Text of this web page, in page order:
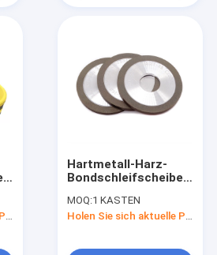
Hartmetall-Harz-
Bondschleifscheibe
MOQ:1 KASTEN